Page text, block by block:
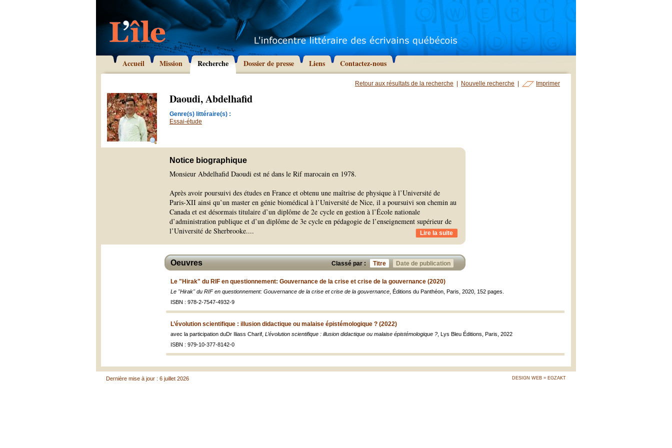
Accueil Mission Recherche Dossier de presse Liens Contactez-nous
Retour aux résultats de la recherche Nouvelle recherche Imprimer
Daoudi, Abdelhafid
Genre(s) littéraire(s) :
Essai-étude
Notice biographique
Monsieur Abdelhafid Daoudi est né dans le Rif marocain en 1978.
Après avoir poursuivi des études en France et obtenu une maîtrise de physique à l’Université de
Paris-XII ainsi qu’un master en génie biomédical à l’Université de Nice, il a poursuivi son chemin au
Canada et est désormais titulaire d’un diplôme de 2e cycle en gestion à l’École nationale
d’administration publique et d’un diplôme de 3e cycle en pédagogie de l’enseignement supérieur de
l’Université de Sherbrooke.... Lire la suite
Classé par : Titre Date de publication
Oeuvres
Le "Hirak" du RIF en questionnement: Gouvernance de la crise et crise de la gouvernance (2020)
Le "Hirak" du RIF en questionnement: Gouvernance de la crise et crise de la gouvernance , Éditions du Panthéon, Paris, 2020, 152 pages.
ISBN : 978-2-7547-4932-9
L’évolution scientifique : illusion didactique ou malaise épistémologique ? (2022)
avec la participation duDr Iliass Charif, L’évolution scientifique : illusion didactique ou malaise épistémologique ? , Lys Bleu Éditions, Paris, 2022
ISBN : 979-10-377-8142-0
DESIGN WEB = EGZAKT
Dernière mise à jour : 6 juillet 2026